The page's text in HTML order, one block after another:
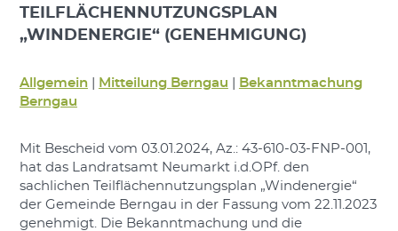
TEILFLÄCHENNUTZUNGSPLAN
„WINDENERGIE“ (GENEHMIGUNG)
Allgemein| Mitteilung Berngau
Bekanntmachung
Berngau
Mit Bescheid vom 03.01.2024, Az.: 43-610-03-FNP-001,
hat das Landratsamt Neumarkt i.d.OPf. den
sachlichen Teilflächennutzungsplan „Windenergie“
der Gemeinde Berngau in der Fassung vom 22.11.2023
genehmigt. Die Bekanntmachung und die